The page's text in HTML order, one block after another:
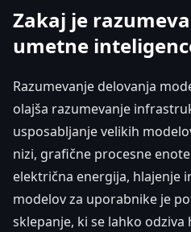
Zakaj je
umetne
Razumevanje delovanja
olajša razumevanje
usposabljanje velikih
nizi, grafične procesne
električna energija, hlajenje
modelov za uporabnike je
sklepanje, ki se lahko odziva